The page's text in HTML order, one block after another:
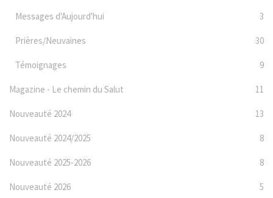
Messages d'Aujourd'hui 3
Prières/Neuvaines 30
Témoignages 9
Magazine - Le chemin du Salut 11
Nouveauté 2024 13
Nouveauté 2024/2025 8
Nouveauté 2025-2026 8
Nouveauté 2026 5